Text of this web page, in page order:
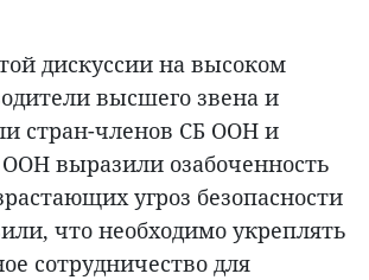
дискуссии на высоком
высшего звена и
стран-членов СБ ООН и
выразили озабоченность
угроз безопасности
что необходимо укреплять
сотрудничество для